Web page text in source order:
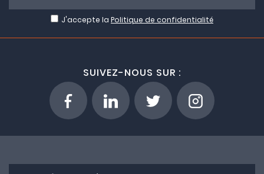
J'accepte la Politique de confidentialité
SUIVEZ-NOUS SUR :